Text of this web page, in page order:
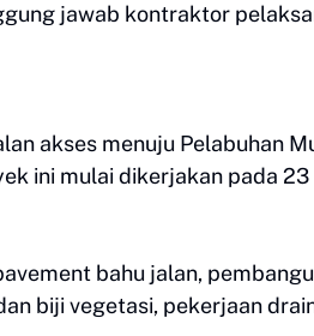
jawab kontraktor
akses menuju Pelabuhan
ini mulai dikerjakan pada
bahu jalan,
biji vegetasi, pekerjaan